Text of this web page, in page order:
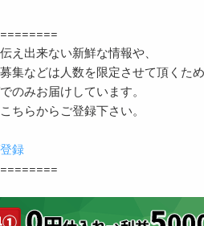
え出来ない新鮮な情報や、
集などは人数を限定させて頂くため
のみお届けしています。
ちらからご登録下さい。
録